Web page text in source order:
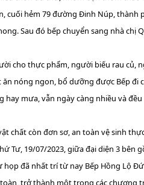
cuối hẻm 79 đường Đinh Núp, thành
Sau đó bếp chuyển sang nhà chị
cho thực phẩm, người biếu rau củ,
ăn nóng ngon, bổ dưỡng được Bếp
hay mưa, vẫn ngày càng nhiều và
chất còn đơn sơ, an toàn vệ sinh
Tư, 19/07/2023, giữa đại diện 3 bên
họp đã nhất trí từ nay Bếp Hồng Lộ
trở thành một trong các chương